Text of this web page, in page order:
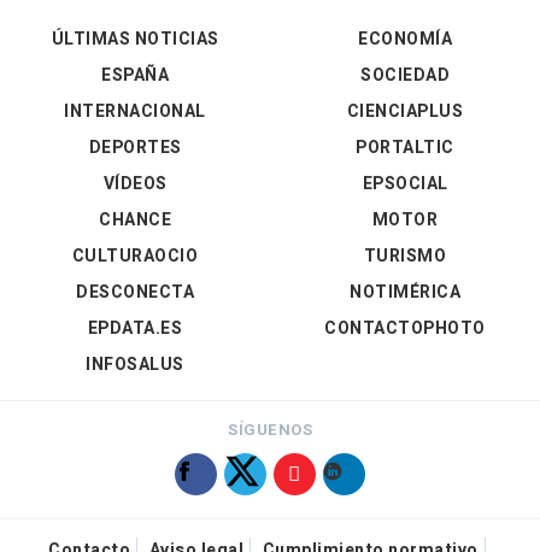
ÚLTIMAS NOTICIAS
ESPAÑA
INTERNACIONAL
DEPORTES
VÍDEOS
ECONOMÍA
SOCIEDAD
CIENCIAPLUS
PORTALTIC
EPSOCIAL
CHANCE
CULTURAOCIO
DESCONECTA
EPDATA.ES
INFOSALUS
MOTOR
TURISMO
NOTIMÉRICA
CONTACTOPHOTO
SÍGUENOS